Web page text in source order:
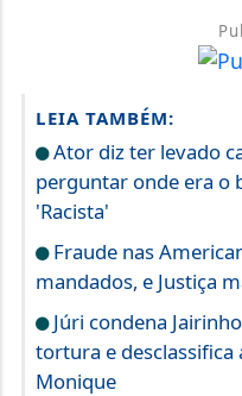
LEIA TAMBÉM:
Ator diz ter levado
perguntar onde era o
'Racista'
Fraude nas
mandados, e Justiça
Júri condena
tortura e desclassifica
Monique